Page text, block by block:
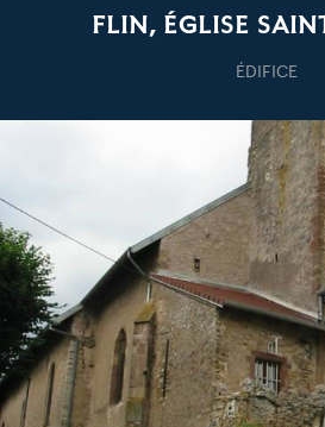
FLIN, ÉGLISE
ÉDIFICE